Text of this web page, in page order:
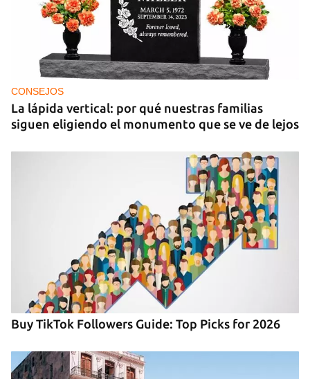
CONSEJOS
La lápida vertical: por qué nuestras familias
siguen eligiendo el monumento que se ve de lejos
Buy TikTok Followers Guide: Top Picks for 2026